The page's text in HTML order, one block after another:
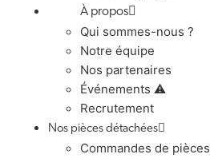
À propos
Qui sommes-nous ?
Notre équipe
Nos partenaires
Événements ⚠️
Recrutement
Nos pièces détachées
Commandes de pièces